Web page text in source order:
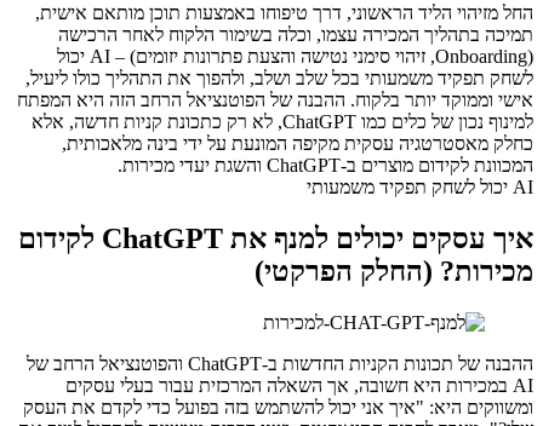
החל מזיהוי הליד הראשוני, דרך טיפוחו באמצעות תוכן מותאם אישית,
תמיכה בתהליך המכירה עצמו, וכלה בשימור הלקוח לאחר הרכישה
(Onboarding, זיהוי סימני נטישה והצעת פתרונות יזומים) – AI יכול
לשחק תפקיד משמעותי בכל שלב ושלב, ולהפוך את התהליך כולו ליעיל,
אישי וממוקד יותר בלקוח. ההבנה של הפוטנציאל הרחב הזה היא המפתח
למינוף נכון של כלים כמו ChatGPT, לא רק כתכונת קניות חדשה, אלא
כחלק מאסטרטגיה עסקית מקיפה המונעת על ידי בינה מלאכותית,
המכוונת לקידום מוצרים ב-ChatGPT והשגת יעדי מכירות.
AI יכול לשחק תפקיד משמעותי
איך עסקים יכולים למנף את ChatGPT לקידום
מכירות? (החלק הפרקטי)
ההבנה של תכונות הקניות החדשות ב-ChatGPT והפוטנציאל הרחב של
AI במכירות היא חשובה, אך השאלה המרכזית עבור בעלי עסקים
ומשווקים היא: "איך אני יכול להשתמש בזה בפועל כדי לקדם את העסק